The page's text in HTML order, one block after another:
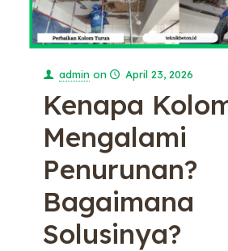
admin on April 23, 2026
Kenapa
Mengalami
Penurunan?
Bagaimana
Solusinya?